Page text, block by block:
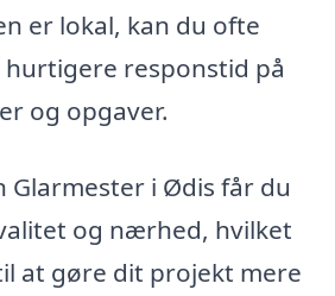
er lokal, kan du ofte
responstid på
og opgaver.
Glarmester i Ødis får du
og nærhed, hvilket
at gøre dit projekt mere